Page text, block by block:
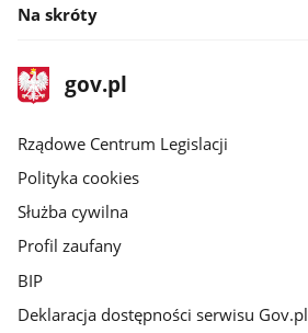
Na skróty
stopka
gov.plStrona
gov.pl
Rządowe Centrum Legislacji
Polityka cookies
Służba cywilna
Profil zaufany
BIP
Deklaracja dostępności serwisu Gov.pl